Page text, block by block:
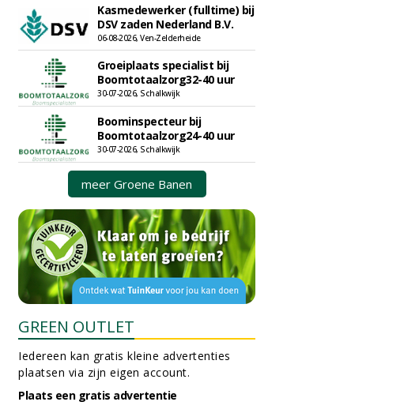
Kasmedewerker (fulltime) bij
DSV zaden Nederland B.V.
06-08-2026, Ven-Zelderheide
Groeiplaats specialist bij
Boomtotaalzorg32-40 uur
30-07-2026, Schalkwijk
Boominspecteur bij
Boomtotaalzorg24-40 uur
30-07-2026, Schalkwijk
meer Groene Banen
GREEN OUTLET
Iedereen kan gratis kleine advertenties
plaatsen via zijn eigen account.
Plaats een gratis advertentie